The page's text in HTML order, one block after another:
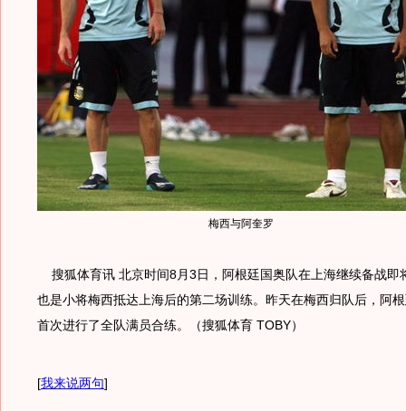
梅西与阿奎罗
搜狐体育讯 北京时间8月3日，阿根廷国奥队在上海继续备战即
也是小将梅西抵达上海后的第二场训练。昨天在梅西归队后，阿
首次进行了全队满员合练。（搜狐体育 TOBY）
[我来说两句]